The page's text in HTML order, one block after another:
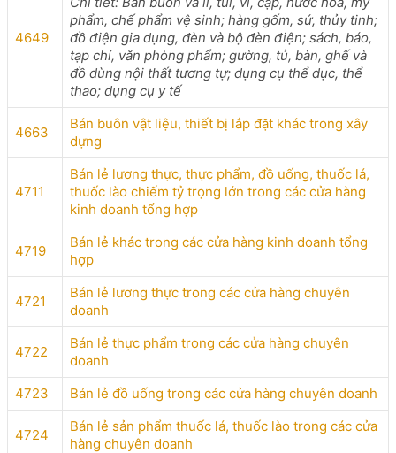
4649
phẩm, chế phẩm vệ sinh; hàng gốm, sứ, thủy tinh;
đồ điện gia dụng, đèn và bộ đèn điện; sách, báo,
tạp chí, văn phòng phẩm; gường, tủ, bàn, ghế và
đồ dùng nội thất tương tự; dụng cụ thể dục, thể
thao; dụng cụ y tế
4663
Bán buôn vật liệu, thiết bị lắp đặt khác trong xây
dựng
4711
Bán lẻ lương thực, thực phẩm, đồ uống, thuốc lá,
thuốc lào chiếm tỷ trọng lớn trong các cửa hàng
kinh doanh tổng hợp
4719
Bán lẻ khác trong các cửa hàng kinh doanh tổng
hợp
4721
Bán lẻ lương thực trong các cửa hàng chuyên
doanh
4722
Bán lẻ thực phẩm trong các cửa hàng chuyên
doanh
4723
Bán lẻ đồ uống trong các cửa hàng chuyên doanh
4724
Bán lẻ sản phẩm thuốc lá, thuốc lào trong các cửa
hàng chuyên doanh